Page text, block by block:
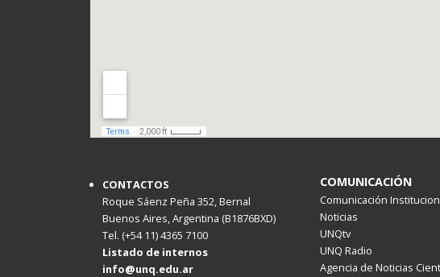
CONTACTOS
Roque Sáenz Peña 352, Bernal
Buenos Aires, Argentina (B1876BXD)
Tel. (+54 11) 4365 7100
Listado de internos
info@unq.edu.ar
COMUNICACIÓN
Comunicación
Noticias
UNQtv
UNQ Radio
Agencia de Noticias